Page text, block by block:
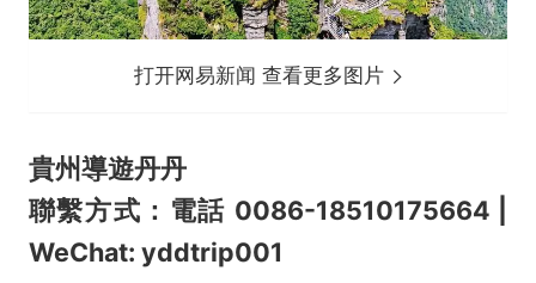
打开网易新闻 查看更多图片
貴州導遊丹丹
聯繫方式：電話 0086-18510175664 |
WeChat: yddtrip001